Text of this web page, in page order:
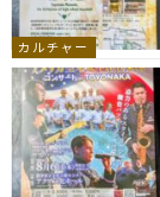
カルチャー